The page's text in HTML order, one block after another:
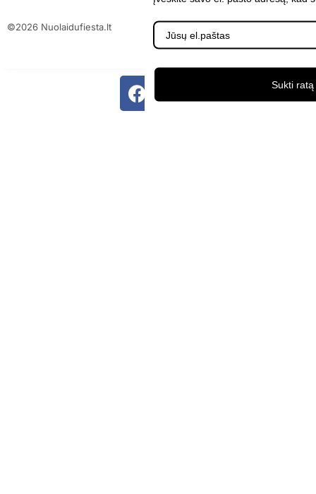
©2026 Nuolaidufiesta.lt
Sukti ratą